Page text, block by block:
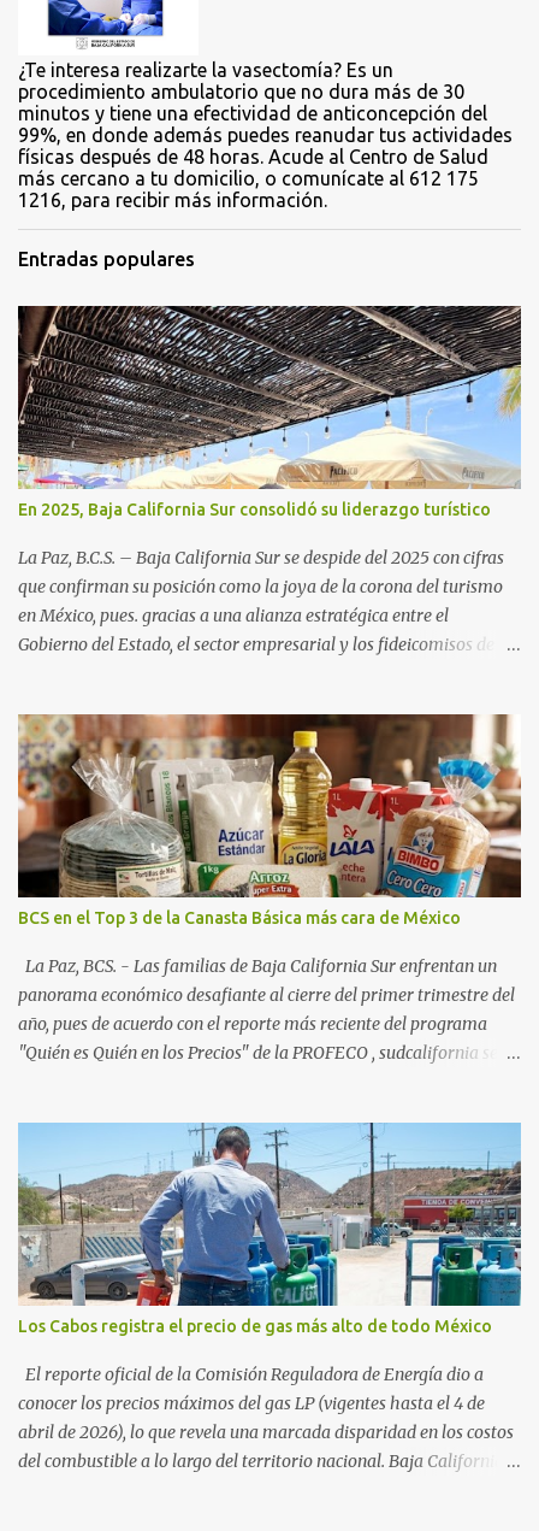
¿Te interesa realizarte la vasectomía? Es un
procedimiento ambulatorio que no dura más de 30
minutos y tiene una efectividad de anticoncepción del
99%, en donde además puedes reanudar tus actividades
físicas después de 48 horas. Acude al Centro de Salud
más cercano a tu domicilio, o comunícate al 612 175
1216, para recibir más información.
Entradas populares
En 2025, Baja California Sur consolidó su liderazgo turístico
La Paz, B.C.S. – Baja California Sur se despide del 2025 con cifras
que confirman su posición como la joya de la corona del turismo
en México, pues. gracias a una alianza estratégica entre el
Gobierno del Estado, el sector empresarial y los fideicomisos de
una derrama económica sin precedentes. Las proyecciones para
este periodo vacacional son optimistas, con un promedio estatal
que supera el 70% . Sin embargo, la sorpresa del año la ha dado el
norte del estado. Comondú encabeza las expectativas con un
impresionante 89% de ocupación, impulsado por el interés
creciente en el turismo de naturaleza. Le siguen destinos
consolidados y emergentes: Los Cabos: 72% promedio (esperando
picos del 79% en Año Nuevo). La Paz: 66%. Loreto: 58%. Mulegé:
54%. "Estamos viendo un fenómeno de diversificación. Ya no solo
vienen por el lujo de Los Cabos, sino por la aut...
BCS en el Top 3 de la Canasta Básica más cara de México
La Paz, BCS. - Las familias de Baja California Sur enfrentan un
panorama económico desafiante al cierre del primer trimestre del
año, pues de acuerdo con el reporte más reciente del programa
"Quién es Quién en los Precios" de la PROFECO , sudcalifornia se
datos correspondientes al cierre de marzo y la primera semana de
abril revelan que adquirir el paquete de los 24 productos
esenciales alcanzó un precio de 942.50 pesos en la ciudad de La Paz
. Este monto fue detectado específicamente en el establecimiento
Bodega Aurrera ubicado en el fraccionamiento Camino Real,
superando la barrera de los 910 pesos establecida como meta por
el gobierno federal en el Paquete Contra la Inflación y la Carestía
(PACIC). Dentro del análisis por zonas geográficas, la entidad se
ubica en la región Centro-Norte , que comparte con estados como
Aguascaliente...
Los Cabos registra el precio de gas más alto de todo México
El reporte oficial de la Comisión Reguladora de Energía dio a
conocer los precios máximos del gas LP (vigentes hasta el 4 de
abril de 2026), lo que revela una marcada disparidad en los costos
del combustible a lo largo del territorio nacional. Baja California